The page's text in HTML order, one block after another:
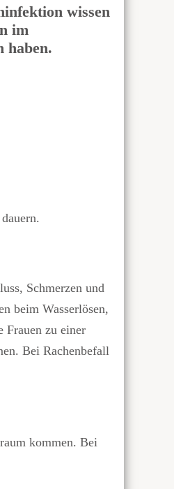
wissen
im
haben.
Schmerzen und
beim Wasserlösen,
Frauen zu einer
Bei Rachenbefall
kommen. Bei